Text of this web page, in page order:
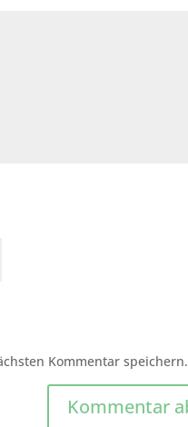
Kommentar speichern.